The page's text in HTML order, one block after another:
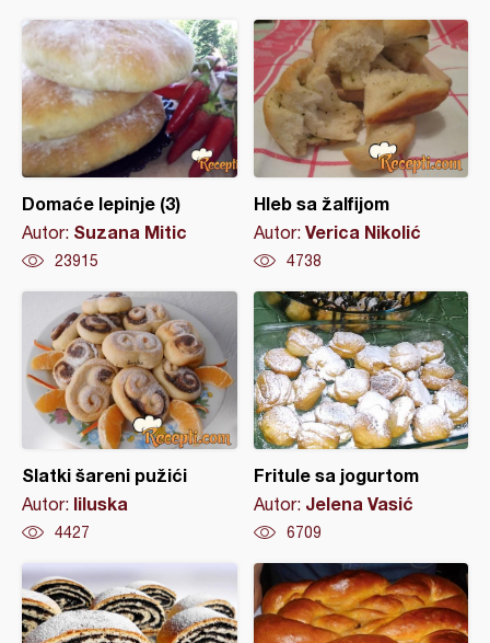
Domaće lepinje (3)
Autor: Suzana Mitic
23915
Hleb sa žalfijom
Autor: Verica Nikolić
4738
Slatki šareni pužići
Autor: liluska
4427
Fritule sa jogurtom
Autor: Jelena Vasić
6709